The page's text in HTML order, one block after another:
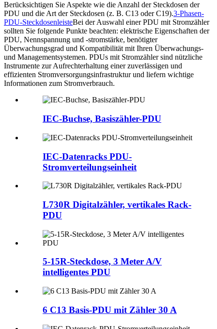
Berücksichtigen Sie Aspekte wie die Anzahl der Steckdosen der
PDU und die Art der Steckdosen (z. B. C13 oder C19).3-Phasen-
PDU-SteckdosenleisteBei der Auswahl einer PDU mit Stromzähler
sollten Sie folgende Punkte beachten: elektrische Eigenschaften der
PDU, Nennspannung und -stromstärke, benötigter
Überwachungsgrad und Kompatibilität mit Ihren Überwachungs-
und Managementsystemen. PDUs mit Stromzähler sind nützliche
Instrumente zur Aufrechterhaltung einer zuverlässigen und
effizienten Stromversorgungsinfrastruktur und liefern wichtige
Informationen zum Stromverbrauch.
IEC-Buchse, Basiszähler-PDU
IEC-Datenracks PDU-
Stromverteilungseinheit
L730R Digitalzähler, vertikales Rack-
PDU
5-15R-Steckdose, 3 Meter A/V
intelligentes PDU
6 C13 Basis-PDU mit Zähler 30 A